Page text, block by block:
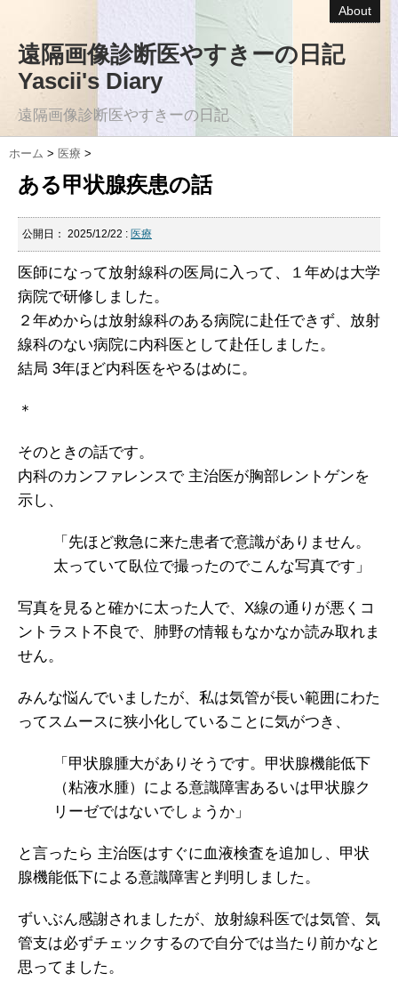
About
遠隔画像診断医やすきーの日記
Yascii's Diary
遠隔画像診断医やすきーの日記
ホーム > 医療 >
ある甲状腺疾患の話
公開日： 2025/12/22 : 医療
医師になって放射線科の医局に入って、１年めは大学
病院で研修しました。
２年めからは放射線科のある病院に赴任できず、放射
線科のない病院に内科医として赴任しました。
結局 3年ほど内科医をやるはめに。
＊
そのときの話です。
内科のカンファレンスで 主治医が胸部レントゲンを
示し、
「先ほど救急に来た患者で意識がありません。
太っていて臥位で撮ったのでこんな写真です」
写真を見ると確かに太った人で、X線の通りが悪くコ
ントラスト不良で、肺野の情報もなかなか読み取れま
せん。
みんな悩んでいましたが、私は気管が長い範囲にわた
ってスムースに狭小化していることに気がつき、
「甲状腺腫大がありそうです。甲状腺機能低下
（粘液水腫）による意識障害あるいは甲状腺ク
リーゼではないでしょうか」
と言ったら 主治医はすぐに血液検査を追加し、甲状
腺機能低下による意識障害と判明しました。
ずいぶん感謝されましたが、放射線科医では気管、気
管支は必ずチェックするので自分では当たり前かなと
思ってました。